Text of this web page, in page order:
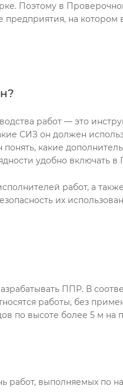
Поэтому в
предприятия, на
работ — это
СИЗ он должен
какие
удобно
работ, а
их
ППР. В
работы, без
по высоте более 5 м
выполняемых по